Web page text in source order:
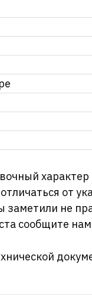
от
заметили не
сообщите нам